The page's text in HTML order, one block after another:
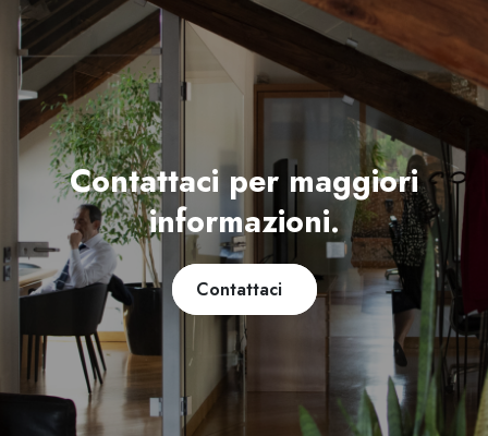
Contattaci per maggiori
informazioni.
Contattaci